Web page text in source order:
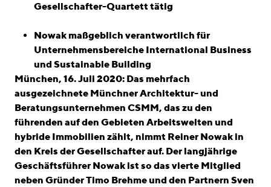
Impressum
Gesellschafter-Quartett tätig
Nowak maßgeblich verantwortlich für
Unternehmensbereiche International Business
und Sustainable Building
München, 16. Juli 2020: Das mehrfach
ausgezeichnete Münchner Architektur- und
Beratungsunternehmen CSMM, das zu den
führenden auf den Gebieten Arbeitswelten und
hybride Immobilien zählt, nimmt Reiner Nowak in
den Kreis der Gesellschafter auf. Der langjährige
Geschäftsführer Nowak ist so das vierte Mitglied
neben Gründer Timo Brehme und den Partnern Sven